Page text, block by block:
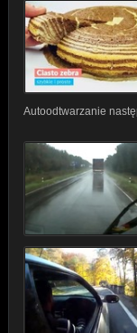
Autoodtwarzanie